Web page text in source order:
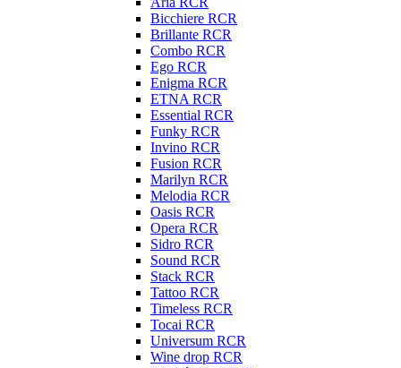
Bicchiere RCR
Brillante RCR
Combo RCR
Ego RCR
Enigma RCR
ETNA RCR
Essential RCR
Funky RCR
Invino RCR
Fusion RCR
Marilyn RCR
Melodia RCR
Oasis RCR
Opera RCR
Sidro RCR
Sound RCR
Stack RCR
Tattoo RCR
Timeless RCR
Tocai RCR
Universum RCR
Wine drop RCR